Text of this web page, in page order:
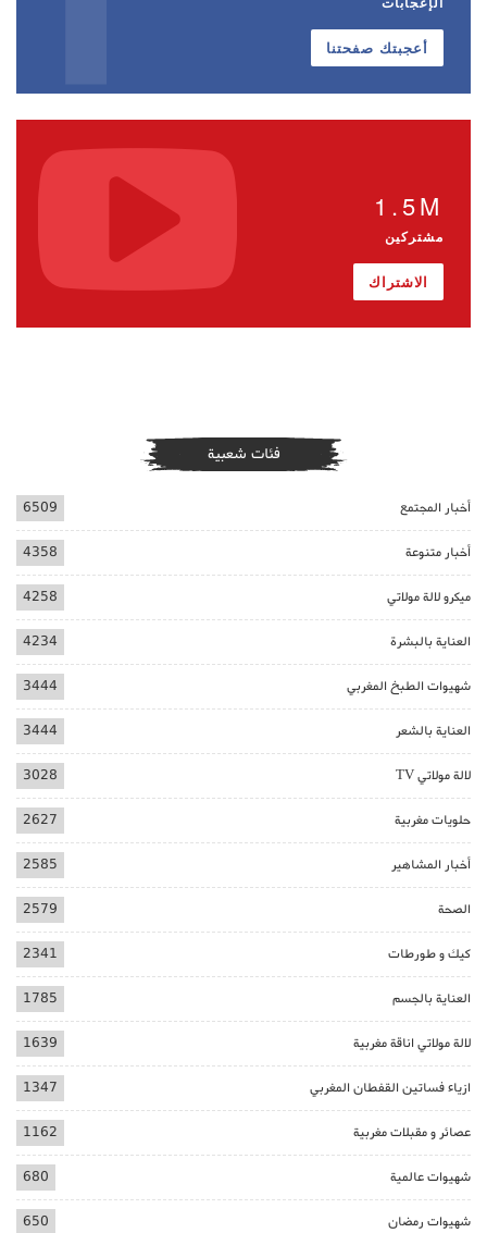
أعجبتك صفحتنا
1.5M
مشتركين
الاشتراك
فئات شعبية
أخبار المجتمع 6509
أخبار متنوعة 4358
ميكرو لالة مولاتي 4258
العناية بالبشرة 4234
شهيوات الطبخ المغربي 3444
العناية بالشعر 3444
لالة مولاتي TV 3028
حلويات مغربية 2627
أخبار المشاهير 2585
الصحة 2579
كيك و طورطات 2341
العناية بالجسم 1785
لالة مولاتي اناقة مغربية 1639
ازياء فساتين القفطان المغربي 1347
عصائر و مقبلات مغربية 1162
شهيوات عالمية 680
شهيوات رمضان 650